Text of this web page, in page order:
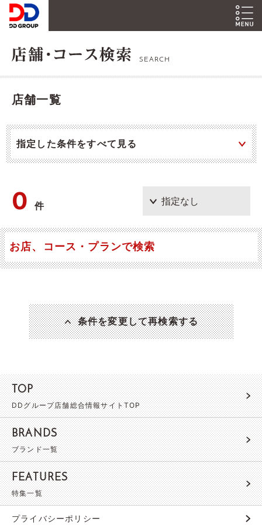
SEARCH
店舗一覧
指定した条件をすべて見る
0件
お店、コース・プランで検索
条件を変更して再検索する
TOP
DDグループ店舗総合情報サイトTOP
BRANDS
ブランド一覧
FEATURES
特集一覧
プライバシーポリシー